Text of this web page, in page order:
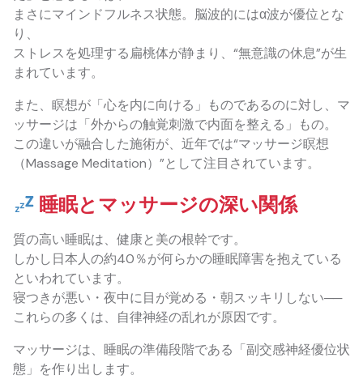
まさにマインドフルネス状態。脳波的にはα波が優位とな
り、
ストレスを処理する扁桃体が静まり、“無意識の休息”が生
まれています。
また、瞑想が「心を内に向ける」ものであるのに対し、マ
ッサージは「外からの触覚刺激で内面を整える」もの。
この違いが融合した施術が、近年では“マッサージ瞑想
（Massage Meditation）”として注目されています。
睡眠とマッサージの深い関係
質の高い睡眠は、健康と美の根幹です。
しかし日本人の約40％が何らかの睡眠障害を抱えている
といわれています。
寝つきが悪い・夜中に目が覚める・朝スッキリしない──
これらの多くは、自律神経の乱れが原因です。
マッサージは、睡眠の準備段階である「副交感神経優位状
態」を作り出します。